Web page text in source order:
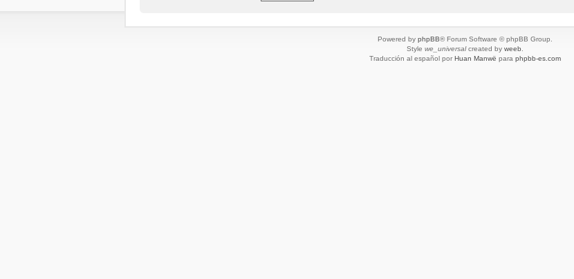
Powered by phpBB® Forum Software © phpBB Group.
Style we_universalcreated by weeb
Traducción al español por Huan Manwë para phpbb-es.com